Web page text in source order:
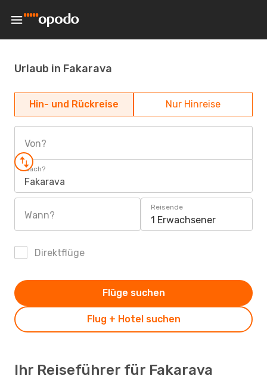
Urlaub in Fakarava
Hin- und Rückreise Nur Hinreise
Von?
Nach?
Fakarava
Wann?
Reisende
1 Erwachsener
Direktflüge
Flug + Hotel suchen
Flüge suchen
Ihr Reiseführer für Fakarava